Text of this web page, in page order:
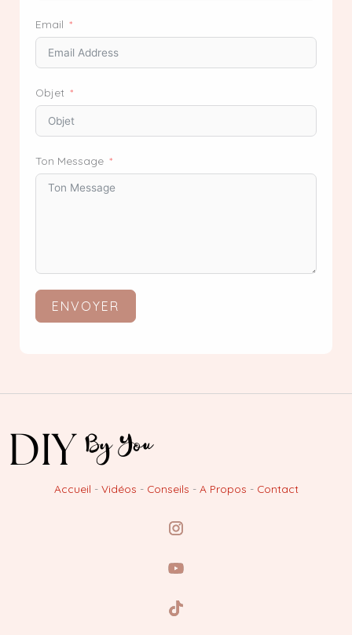
Email
Objet
Ton Message
ENVOYER
Accueil - Vidéos - Conseils - A Propos - Contact